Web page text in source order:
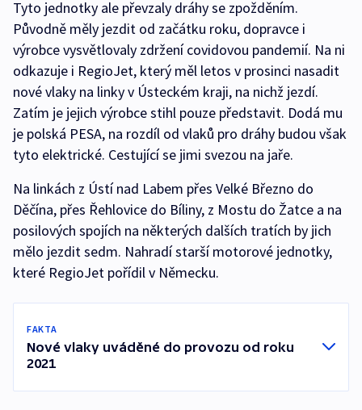
Tyto jednotky ale převzaly dráhy se zpožděním.
Původně měly jezdit od začátku roku, dopravce i
výrobce vysvětlovaly zdržení covidovou pandemií. Na ni
odkazuje i RegioJet, který měl letos v prosinci nasadit
nové vlaky na linky v Ústeckém kraji, na nichž jezdí.
Zatím je jejich výrobce stihl pouze představit. Dodá mu
je polská PESA, na rozdíl od vlaků pro dráhy budou však
tyto elektrické. Cestující se jimi svezou na jaře.
Na linkách z Ústí nad Labem přes Velké Březno do
Děčína, přes Řehlovice do Bíliny, z Mostu do Žatce a na
posilových spojích na některých dalších tratích by jich
mělo jezdit sedm. Nahradí starší motorové jednotky,
které RegioJet pořídil v Německu.
FAKTA
Nové vlaky uváděné do provozu od roku
2021